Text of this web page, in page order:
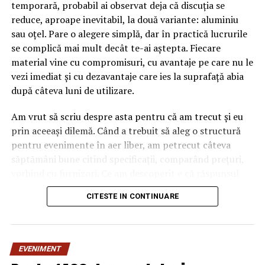
temporară, probabil ai observat deja că discuția se
reduce, aproape inevitabil, la două variante: aluminiu
sau oțel. Pare o alegere simplă, dar în practică lucrurile
se complică mai mult decât te-ai aștepta. Fiecare
material vine cu compromisuri, cu avantaje pe care nu le
vezi imediat și cu dezavantaje care ies la suprafață abia
după câteva luni de utilizare.
Am vrut să scriu despre asta pentru că am trecut și eu
prin aceeași dilemă. Când a trebuit să aleg o structură
pentru evenimente în aer liber, am petrecut câteva
săptămâni bune citind specificații, comparând prețuri,
„corect” depinde mult de context, de cât de des muți
pavilionul și de ce condiții meteo ai de înfruntat.
materialului mai mult decât
CITESTE IN CONTINUARE
EVENIMENT